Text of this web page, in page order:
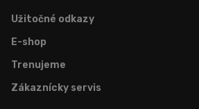
Užitočné odkazy
E-shop
Trenujeme
Zákaznícky servis